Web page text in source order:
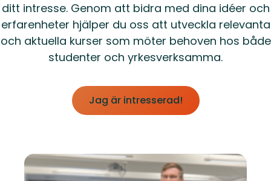
ditt intresse. Genom att bidra med dina idéer och
erfarenheter hjälper du oss att utveckla relevanta
och aktuella kurser som möter behoven hos både
studenter och yrkesverksamma.
Jag är intresserad!